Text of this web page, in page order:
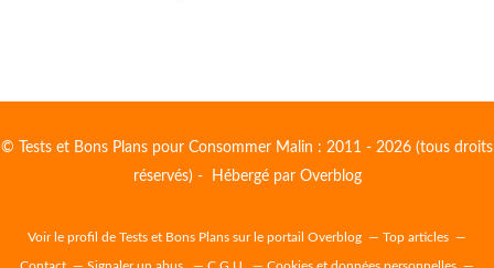
© Tests et Bons Plans pour Consommer Malin : 2011 - 2026 (tous droits
réservés) - Hébergé par Overblog
Voir le profil de Tests et Bons Plans sur le portail Overblog Top articles